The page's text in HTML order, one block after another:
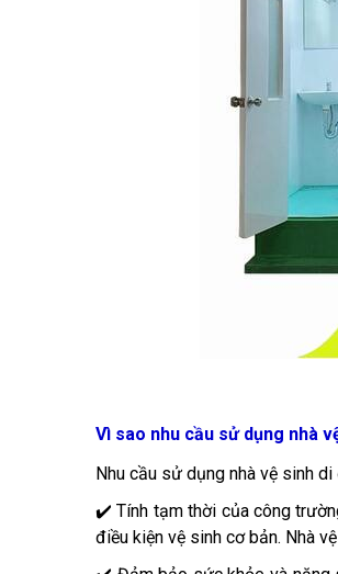
Vì sao nhu cầu sử dụng nhà
Nhu cầu sử dụng nhà vệ sinh
✔️ Tính tạm thời của công
điều kiện vệ sinh cơ bản. Nhà